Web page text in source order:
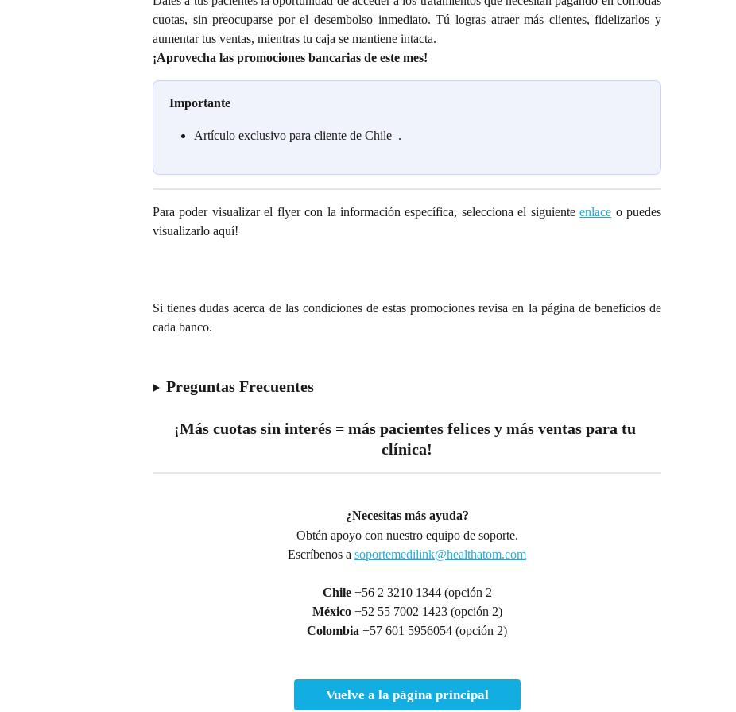
cuotas, sin preocuparse por el desembolso inmediato. Tú logras atraer más clientes, fidelizarlos y
aumentar tus ventas, mientras tu caja se mantiene intacta.
¡Aprovecha las promociones bancarias de este mes!
Importante
Artículo exclusivo para cliente de Chile .
Para poder visualizar el flyer con la información específica, selecciona el siguienteenlace o puedes
visualizarlo aquí!
Si tienes dudas acerca de las condiciones de estas promociones revisa en la página de beneficios de
cada banco.
Preguntas Frecuentes
¡Más cuotas sin interés = más pacientes felices y más ventas para tu
clínica!
¿Necesitas más ayuda?
Obtén apoyo con nuestro equipo de soporte.
Escríbenos a soportemedilink@healthatom.com
Chile +56 2 3210 1344 (opción 2
México +52 55 7002 1423 (opción 2)
Colombia +57 601 5956054 (opción 2)
Vuelve a la página principal